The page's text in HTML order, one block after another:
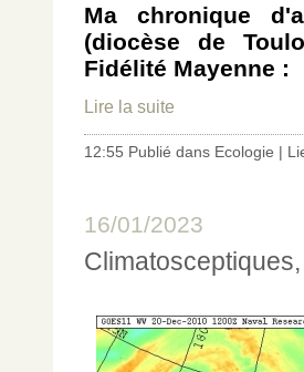
Ma chronique
(diocèse de
Fidélité Mayenne :
Lire la suite
12:55 Publié dans Ecologie |
16/01/2023